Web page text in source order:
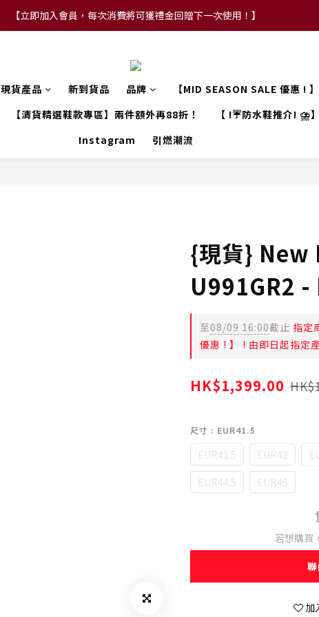
【FLASH SALE 兩件指定現貨產品即享88折】
【立即加入會員，每次消費將可獲禮金回贈下一次使用！】
現貨產品 新到貨品 品牌
【MID SEASON SALE 優惠 !
【清貨精選鞋款專區】兩件額外再88折！ 【 !☔防水鞋推介! ⛈️】
Instagram
引燃潮流
{現貨} New
U991GR2
至08/09 16:00截止 指定
優惠 ! 】 ! 由即日起指定
HK$1,399.00
尺寸 : EUR41.5
EUR41.5 EUR42
EUR44.5
EUR45
若想購買
加